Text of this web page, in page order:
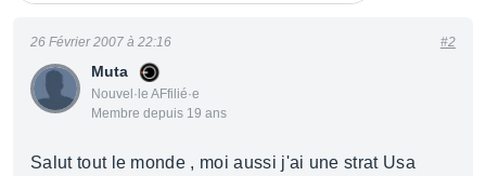
Muta
Nouvel·le AFfilié·e
Membre depuis 19 ans
26 Février 2007 à 22:16 #2
Salut tout le monde , moi aussi j'ai une strat Usa